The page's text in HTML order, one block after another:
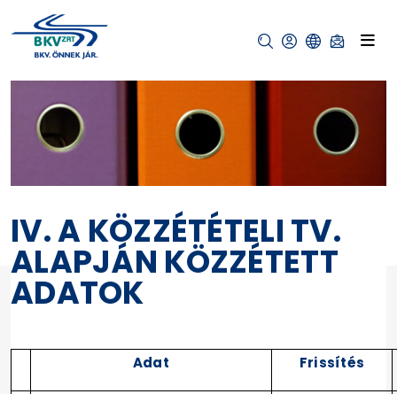
IV. A KÖZZÉTÉTELI TV.
ALAPJÁN KÖZZÉTETT
ADATOK
Adat Frissítés